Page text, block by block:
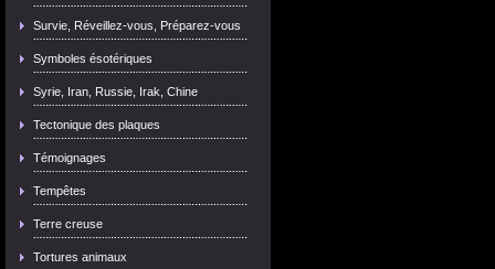
Survie, Réveillez-vous, Préparez-vous
Symboles ésotériques
Syrie, Iran, Russie, Irak, Chine
Tectonique des plaques
Témoignages
Tempêtes
Terre creuse
Tortures animaux